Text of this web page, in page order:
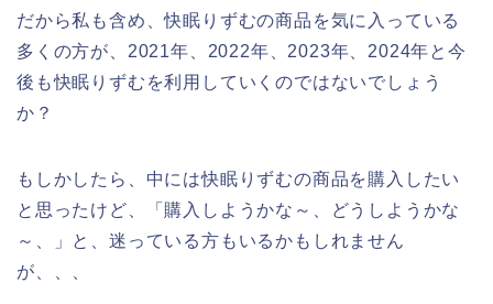
だから私も含め、快眠りずむの商品を気に入っている
多くの方が、2021年、2022年、2023年、2024年と今
後も快眠りずむを利用していくのではないでしょう
か？
もしかしたら、中には快眠りずむの商品を購入したい
と思ったけど、「購入しようかな～、どうしようかな
～、」と、迷っている方もいるかもしれません
が、、、